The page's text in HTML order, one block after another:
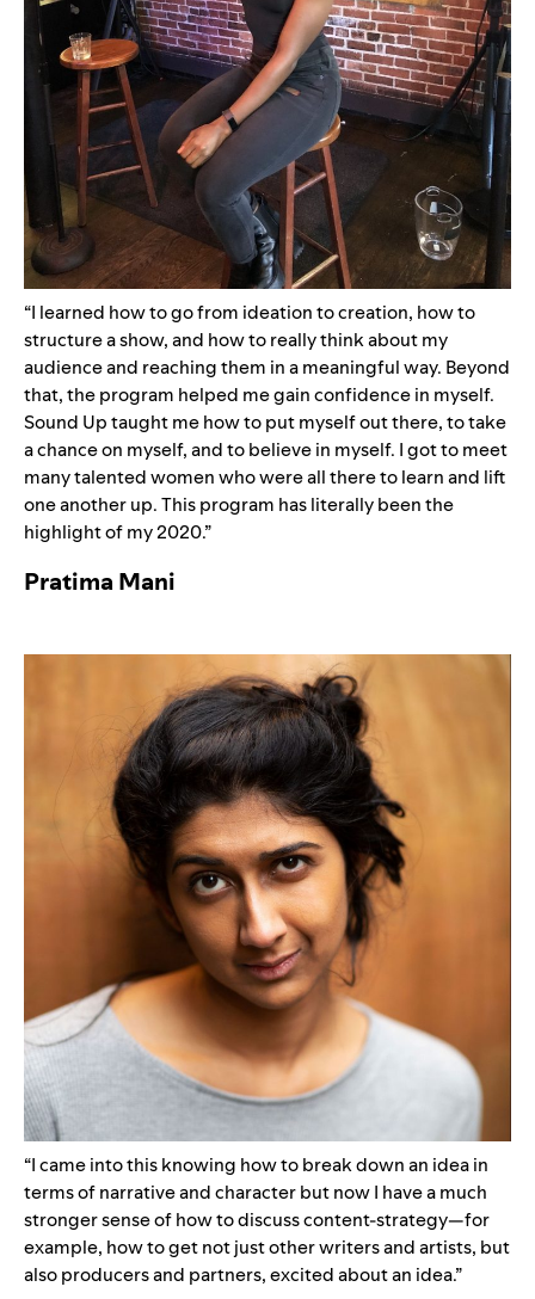
“I learned how to go from ideation to creation, how to
structure a show, and how to really think about my
audience and reaching them in a meaningful way. Beyond
that, the program helped me gain confidence in myself.
Sound Up taught me how to put myself out there, to take
a chance on myself, and to believe in myself. I got to meet
many talented women who were all there to learn and lift
one another up. This program has literally been the
highlight of my 2020.”
Pratima Mani
“I came into this knowing how to break down an idea in
terms of narrative and character but now I have a much
stronger sense of how to discuss content-strategy—for
example, how to get not just other writers and artists, but
also producers and partners, excited about an idea.”